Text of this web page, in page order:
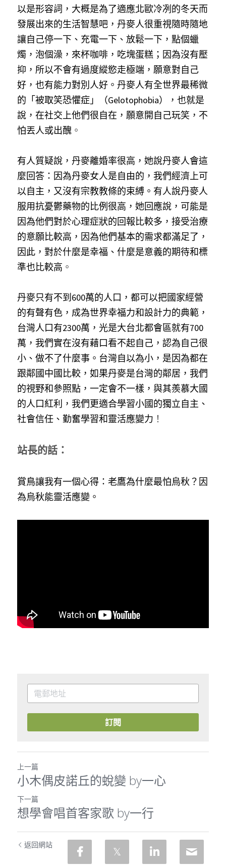
以是形容詞，大概是為了適應北歐冷冽的冬天而
發展出來的生活智慧吧，丹麥人很重視隨時隨地
讓自己停一下、充電一下、放鬆一下，點個蠟
燭，泡個澡，來杯咖啡，吃塊蛋糕；因為沒有壓
抑，所以不會有過度縱慾走極端，願意對自己
好，也有能力對別人好。丹麥人有全世界最稀微
的「被取笑恐懼症」（Gelotophobia），也就是
說，在社交上他們很自在，願意開自己玩笑，不
怕丟人或出醜 。
有人質疑說，丹麥離婚率很高，她說丹麥人會這
麼回答：因為丹麥女人是自由的，我們經濟上可
以自主，又沒有宗教教條的束縛。有人說丹麥人
服用抗憂鬱藥物的比例很高，她回應說，可能是
因為他們對於心理症狀的回報比較多，接受治療
的意願比較高，因為他們基本的需求都滿足了，
因此，對於什麼是幸福、什麼是意義的期待和標
準也比較高 。
丹麥只有不到600萬的人口，都可以把國家經營
的有聲有色，成為世界幸福力和設計力的典範，
台灣人口有2300萬，光是大台北都會區就有700
萬，我們實在沒有藉口看不起自己，認為自己很
小、做不了什麼事。台灣自以為小，是因為都在
跟鄰國中國比較，如果丹麥是台灣的鄰居，我們
的視野和參照點，一定會不一樣，與其羨慕大國
的人口紅利，我們更適合學習小國的獨立自主、
社會信任、勤奮學習和靈活應變力 ！
站長的話：
賞鳥讓我有一個心得：老鷹為什麼最怕烏秋？因
為烏秋能靈活應變。
訂閱
上一篇
小木偶皮諾丘的蛻變 by一心
下一篇
想學會唱首客家歌 by一行
返回網站